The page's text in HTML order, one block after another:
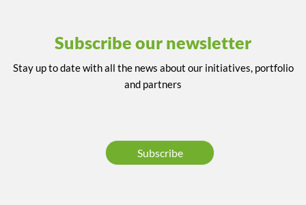
Subscribe our newsletter
Stay up to date with all the news about our initiatives, portfolio
and partners
Subscribe